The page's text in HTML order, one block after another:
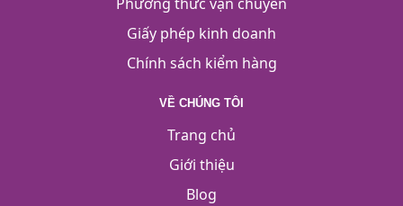
Giấy phép kinh doanh
Chính sách kiểm hàng
VỀ CHÚNG TÔI
Trang chủ
Giới thiệu
Blog